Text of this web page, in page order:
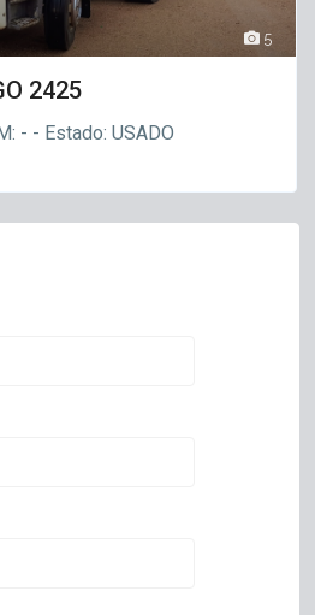
5
2425
- - Estado: USADO